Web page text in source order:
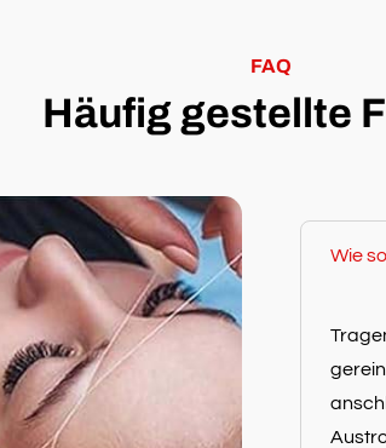
FAQ
Häufig gestellte
Wie